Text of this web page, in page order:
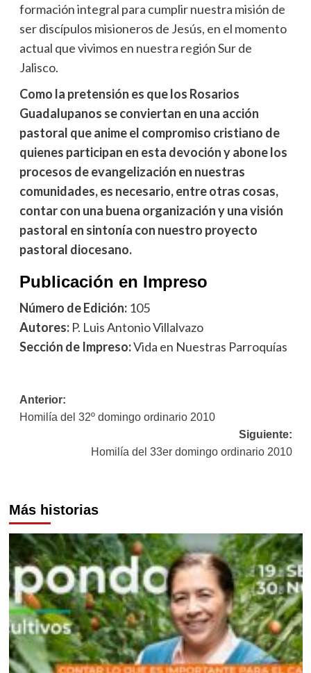
formación integral para cumplir nuestra misión de
ser discípulos misioneros de Jesús, en el momento
actual que vivimos en nuestra región Sur de
Jalisco.
Como la pretensión es que los Rosarios
Guadalupanos se conviertan en una acción
pastoral que anime el compromiso cristiano de
quienes participan en esta devoción y abone los
procesos de evangelización en nuestras
comunidades, es necesario, entre otras cosas,
contar con una buena organización y una visión
pastoral en sintonía con nuestro proyecto
pastoral diocesano.
Publicación en Impreso
Número de Edición:105
Autores:P. Luis Antonio Villalvazo
Sección de Impreso:Vida en Nuestras Parroquías
Navegación
de
entradas
Anterior:
Homilía del 32º domingo ordinario 2010
Siguiente:
Homilía del 33er domingo ordinario 2010
Más historias